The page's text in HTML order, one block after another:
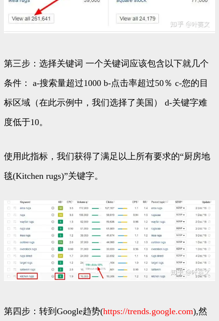
第三步：选择关键词 一个关键词应该包含以下就几个
条件： a-搜索量超过1000 b-点击率超过50％ c-您的目
标区域（在此示例中，我们选择了美国） d-关键字难
度低于10。
使用此指标，我们获得了满足以上所有要求的“厨房地
毯(Kitchen rugs)”关键字。
第四步：转到Google趋势(https://trends.google.com),然